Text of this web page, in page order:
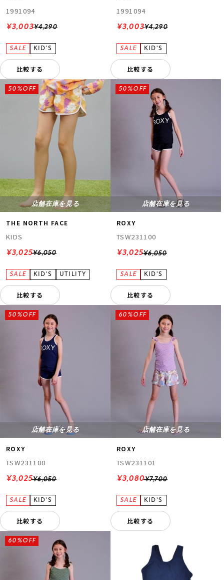
1991094
¥4,290
¥3,003
比較する
1991094
¥4,290
¥3,003
比較する
店舗在庫を見る
THE NORTH FACE
KIDS
¥6,050
50%OFF
¥3,025
比較する
店舗在庫を見る
ROXY
TSW231100
¥6,050
50%OFF
¥3,025
比較する
店舗在庫を見る
ROXY
TSW231100
¥6,050
50%OFF
¥3,025
比較する
店舗在庫を見る
ROXY
TSW231101
¥7,700
60%OFF
¥3,080
比較する
60%OFF